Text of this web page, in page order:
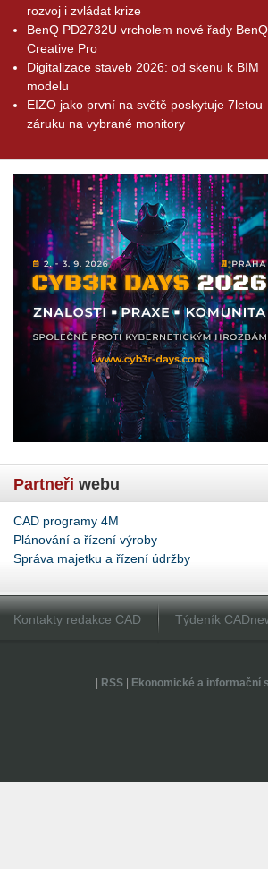
rozvoj i zvládat krize
BenQ PD2732U vrcholem nové řady BenQ
Creative Pro
Digitalizace staveb 2026: od skenu k BIM
modelu
EIZO jako první na světě poskytuje 7letou
záruku na vybrané monitory
Partneři webu
CAD programy 4M
Plánování a řízení výroby
Správa majetku a řízení údržby
Kontakty redakce CAD Týdeník
RSS| Ekonomické a informační